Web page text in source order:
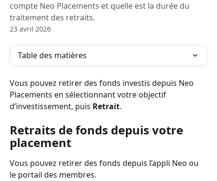
compte Neo Placements et quelle est la durée du
traitement des retraits.
23 avril 2026
Table des matières
Vous pouvez retirer des fonds investis depuis Neo
Placements en sélectionnant votre objectif
d’investissement, puis Retrait.
Retraits de fonds depuis votre
placement
Vous pouvez retirer des fonds depuis l’appli Neo ou
le portail des membres.